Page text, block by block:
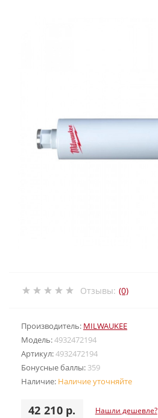
Отзывы: (0)
Производитель: MILWAUKEE
Модель:4932472194
Артикул:4932472194
Бонусные баллы: 359
Наличие: Наличие уточняйте
42 210 р. Нашли дешевле?